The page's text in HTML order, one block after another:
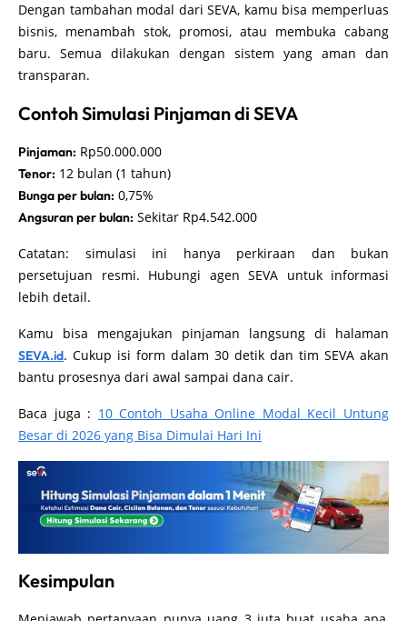
Dengan tambahan modal dari SEVA, kamu bisa memperluas
bisnis, menambah stok, promosi, atau membuka cabang
baru. Semua dilakukan dengan sistem yang aman dan
transparan.
Contoh Simulasi Pinjaman di SEVA
Pinjaman: Rp50.000.000
Tenor: 12 bulan (1 tahun)
Bunga per bulan: 0,75%
Angsuran per bulan: Sekitar Rp4.542.000
Catatan: simulasi ini hanya perkiraan dan bukan
persetujuan resmi. Hubungi agen SEVA untuk informasi
lebih detail.
Kamu bisa mengajukan pinjaman langsung di halaman
SEVA.id. Cukup isi form dalam 30 detik dan tim SEVA akan
bantu prosesnya dari awal sampai dana cair.
Baca juga : 10 Contoh Usaha Online Modal Kecil Untung
Besar di 2026 yang Bisa Dimulai Hari Ini
Kesimpulan